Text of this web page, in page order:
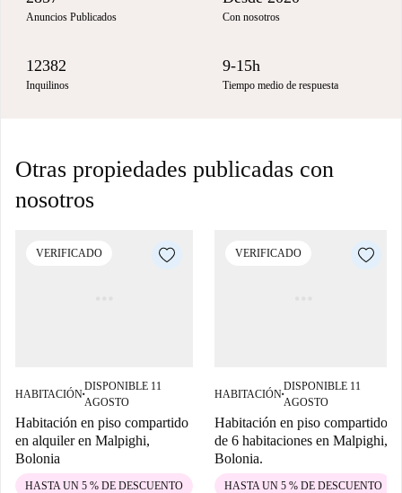
Anuncios Publicados Con nosotros
12382
Inquilinos
9-15h
Tiempo medio de respuesta
Otras propiedades publicadas con
nosotros
VERIFICADO
HABITACIÓN■
DISPONIBLE 11
AGOSTO
Habitación en piso compartido
en alquiler en Malpighi,
Bolonia
HASTA UN 5 % DE DESCUENTO
VERIFICADO
HABITACIÓN■
DISPONIBLE 11
AGOSTO
Habitación en piso compartido
de 6 habitaciones en Malpighi,
Bolonia.
HASTA UN 5 % DE DESCUENTO